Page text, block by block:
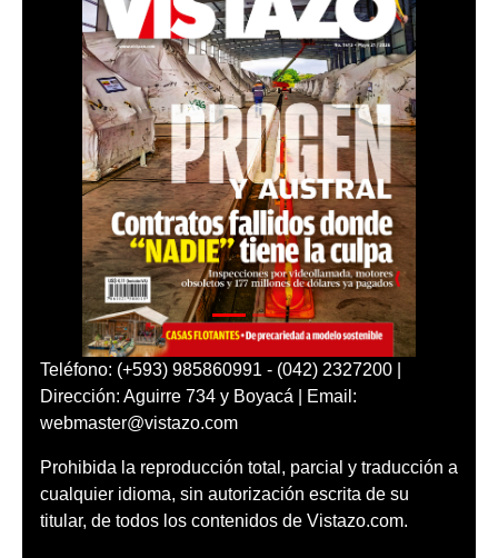
Teléfono: (+593) 985860991 - (042) 2327200 |
Dirección: Aguirre 734 y Boyacá | Email:
webmaster@vistazo.com
Prohibida la reproducción total, parcial y traducción a
cualquier idioma, sin autorización escrita de su
titular, de todos los contenidos de Vistazo.com.